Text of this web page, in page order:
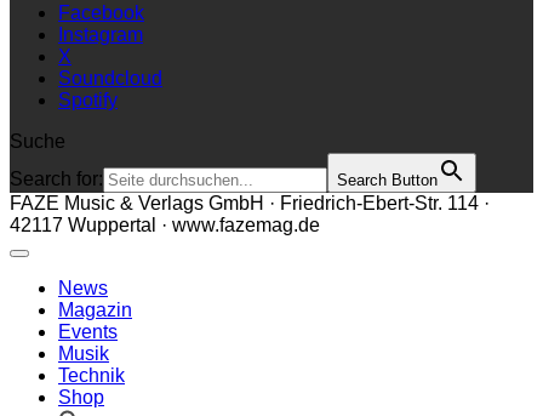
Facebook
Instagram
X
Soundcloud
Spotify
Suche
Search for:
Search Button
FAZE Music & Verlags GmbH · Friedrich-Ebert-Str. 114 ·
42117 Wuppertal · www.fazemag.de
News
Magazin
Events
Musik
Technik
Shop